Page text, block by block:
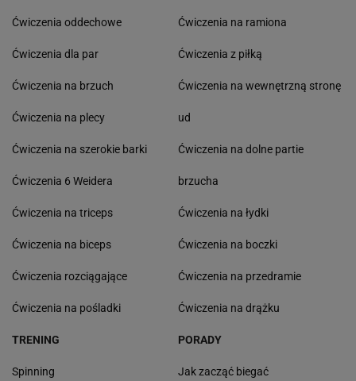
Ćwiczenia oddechowe
Ćwiczenia dla par
Ćwiczenia na brzuch
Ćwiczenia na plecy
Ćwiczenia na szerokie barki
Ćwiczenia 6 Weidera
Ćwiczenia na triceps
Ćwiczenia na biceps
Ćwiczenia rozciągające
Ćwiczenia na pośladki
Ćwiczenia na ramiona
Ćwiczenia z piłką
Ćwiczenia na wewnętrzną stronę
ud
Ćwiczenia na dolne partie
brzucha
Ćwiczenia na łydki
Ćwiczenia na boczki
Ćwiczenia na przedramie
Ćwiczenia na drążku
TRENING
Spinning
PORADY
Jak zacząć biegać